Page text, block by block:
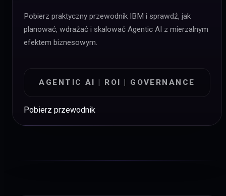
Pobierz praktyczny przewodnik IBM i sprawdź, jak
planować, wdrażać i skalować Agentic AI z mierzalnym
efektem biznesowym.
AGENTIC AI | ROI | GOVERNANCE
Pobierz przewodnik